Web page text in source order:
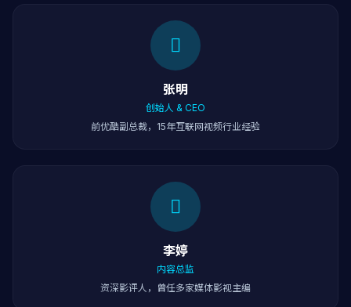
张明
创始人 & CEO
前优酷副总裁，15年互联网视频行业经验
李婷
内容总监
资深影评人，曾任多家媒体影视主编